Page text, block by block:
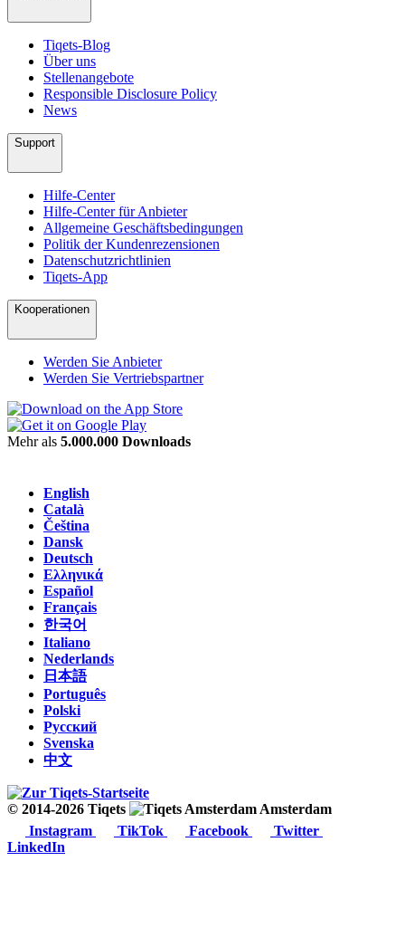
Tiqets-Blog
Über uns
Stellenangebote
Responsible Disclosure Policy
News
Support
Hilfe-Center
Hilfe-Center für Anbieter
Allgemeine Geschäftsbedingungen
Politik der Kundenrezensionen
Datenschutzrichtlinien
Tiqets-App
Kooperationen
Werden Sie Anbieter
Werden Sie Vertriebspartner
Mehr als 5.000.000 Downloads
English
Català
Čeština
Dansk
Deutsch
Ελληνικά
Español
Français
한국어
Italiano
Nederlands
日本語
Português
Polski
Русский
Svenska
中文
© 2014-2026 Tiqets
Amsterdam
Instagram
TikTok Facebook
Twitter
LinkedIn